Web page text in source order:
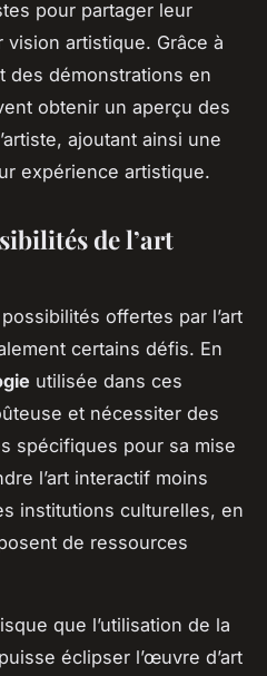
pour partager leur
artistique. Grâce à
des démonstrations en
obtenir un aperçu des
ajoutant ainsi une
expérience artistique.
de l’art
offertes par l’art
certains défis. En
utilisée dans ces
et nécessiter des
spécifiques pour sa mise
l’art interactif moins
institutions culturelles, en
de ressources
que l’utilisation de la
éclipser l’œuvre d’art